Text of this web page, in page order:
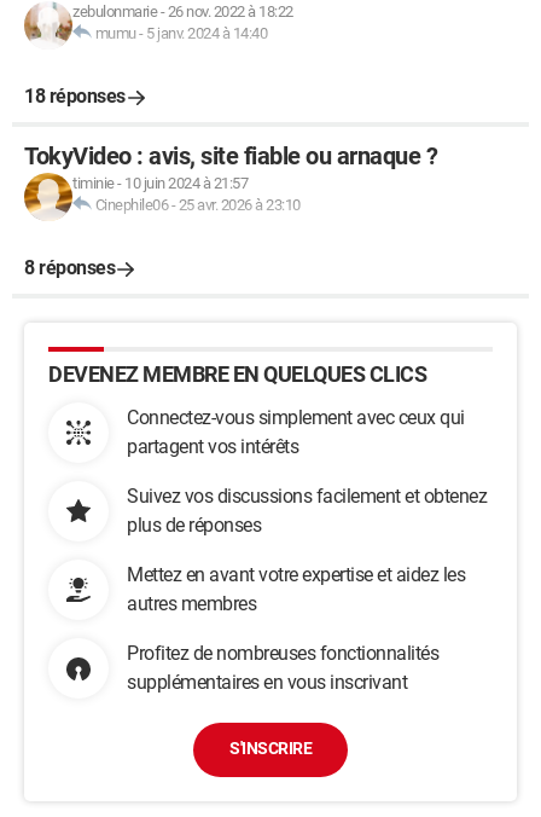
zebulonmarie-26 nov. 2022 à 18:22
mumu- 5 janv. 2024 à 14:40
18 réponses
TokyVideo : avis, site fiable ou arnaque ?
timinie- 10 juin 2024 à 21:57
Cinephile06-25 avr. 2026 à 23:10
8 réponses
DEVENEZ MEMBRE EN QUELQUES CLICS
Connectez-vous simplement avec ceux qui
partagent vos intérêts
Suivez vos discussions facilement et obtenez
plus de réponses
Mettez en avant votre expertise et aidez les
autres membres
Profitez de nombreuses fonctionnalités
supplémentaires en vous inscrivant
S'INSCRIRE